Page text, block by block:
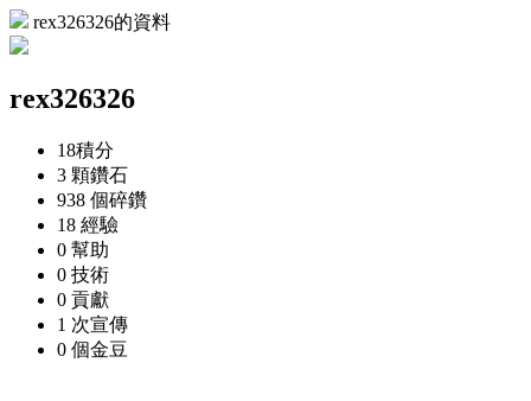
rex326326的資料
rex326326
18積分
3 顆鑽石
938 個碎鑽
18 經驗
0 幫助
0 技術
0 貢獻
1 次宣傳
0 個金豆